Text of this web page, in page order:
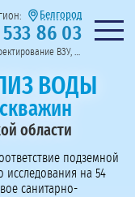
на связи с 9:00 до 19:00
мне!
Белгород
533 86 03 Нужна
ГидроСервис - лицензирование, бурение скважин, проектирование ВЗУ, системы водоподготовки
ВОДЫ
области
подземной
на 54
санитарно-